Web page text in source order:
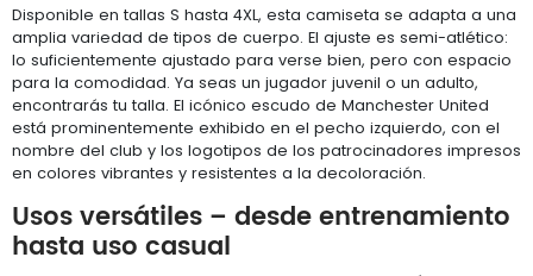
Disponible en tallas S hasta 4XL, esta camiseta se adapta a una
amplia variedad de tipos de cuerpo. El ajuste es semi-atlético:
lo suficientemente ajustado para verse bien, pero con espacio
para la comodidad. Ya seas un jugador juvenil o un adulto,
encontrarás tu talla. El icónico escudo de Manchester United
está prominentemente exhibido en el pecho izquierdo, con el
nombre del club y los logotipos de los patrocinadores impresos
en colores vibrantes y resistentes a la decoloración.
Usos versátiles – desde entrenamiento
hasta uso casual